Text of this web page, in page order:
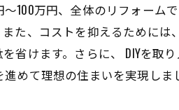
100万円、全体のリフォーム
た、コストを抑えるためには
けます。さらに、 DIYを取り
めて理想の住まいを実現しま